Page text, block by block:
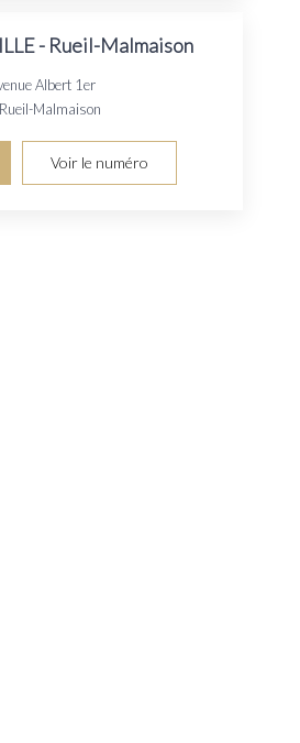
- Rueil-Malmaison
Albert 1er
Rueil-Malmaison
Voir le numéro